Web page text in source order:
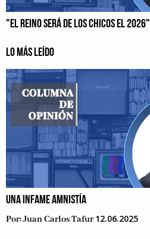
"EL REINO SERÁ DE LOS CHICOS EL 2026"
LO MÁS LEÍDO
UNA INFAME AMNISTÍA
Por:Juan Carlos Tafur 12.06.2025